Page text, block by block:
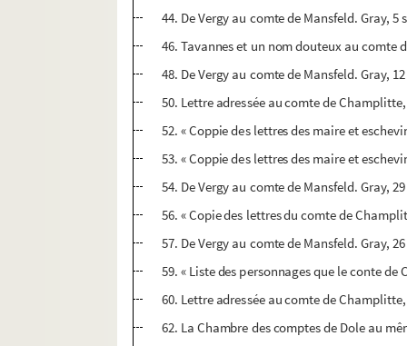
44. De Vergy au comte de Mansfeld. Gray, 5
46. Tavannes et un nom douteux au comte
48. De Vergy au comte de Mansfeld. Gray,
50. Lettre adressée au comte de
52. « Coppie des lettres des maire et
53. « Coppie des lettres des maire et
54. De Vergy au comte de Mansfeld. Gray,
56. « Copie des lettres du comte de
57. De Vergy au comte de Mansfeld. Gray,
59. « Liste des personnages que le conte
60. Lettre adressée au comte de
62. La Chambre des comptes de Dole au